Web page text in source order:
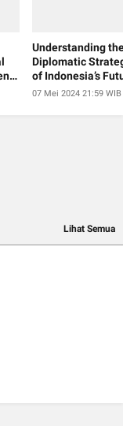
Understanding
Diplomatic
of Indonesia’s
President
07 Mei 2024 21:59 WIB
Lihat Semua